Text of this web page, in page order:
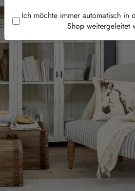
Ich möchte immer automatisch in
Shop weitergeleitet